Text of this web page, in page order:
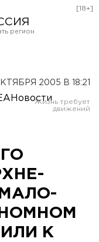
[18+]
2005 В 18:21
К